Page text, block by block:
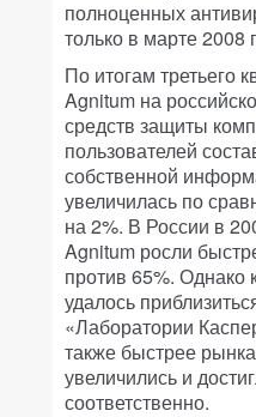
полноценных
только в марте 2008
По итогам третьего
Agnitum на
средств защиты
пользователей
собственной
увеличилась по
на 2%. В России в
Agnitum росли
против 65%. Однако
удалось
«Лаборатории
также быстрее
увеличились и
соответственно.